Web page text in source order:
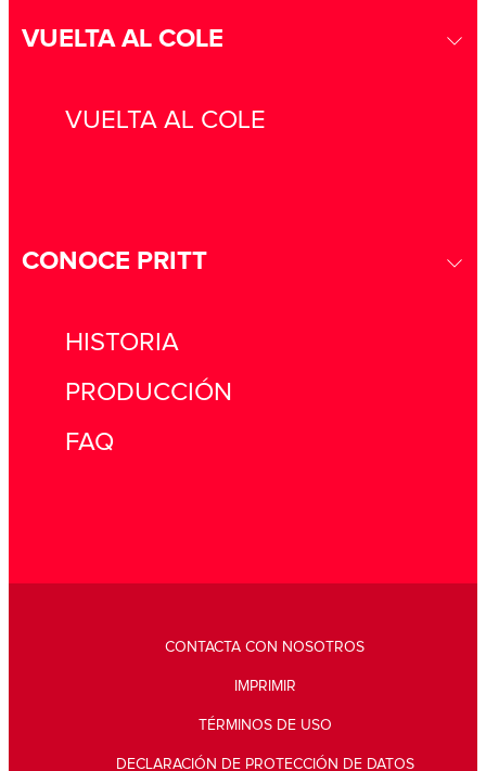
VUELTA AL COLE
VUELTA AL COLE
CONOCE PRITT
HISTORIA
PRODUCCIÓN
FAQ
CONTACTA CON NOSOTROS
IMPRIMIR
TÉRMINOS DE USO
DECLARACIÓN DE PROTECCIÓN DE DATOS